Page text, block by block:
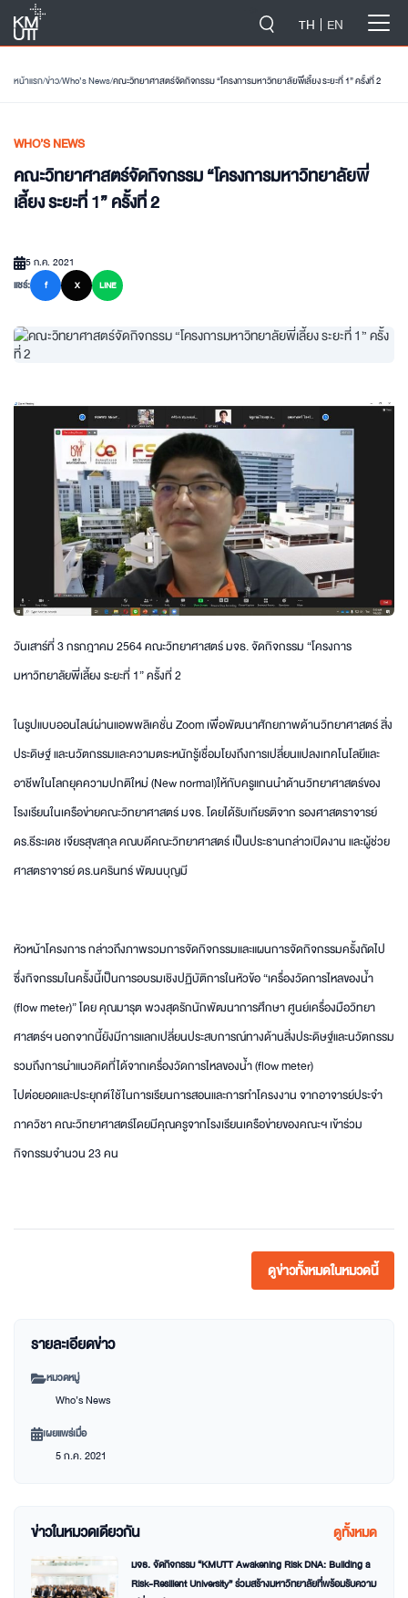
TH EN
หน้าแรก/ข่าว/Who’s News/คณะวิทยาศาสตร์จัดกิจกรรม “โครงการมหาวิทยาลัยพี่เลี้ยง ระยะที่ 1” ครั้งที่ 2
WHO’S NEWS
คณะวิทยาศาสตร์จัดกิจกรรม “โครงการมหาวิทยาลัยพี่
เลี้ยง ระยะที่ 1” ครั้งที่ 2
5 ก.ค. 2021
แชร์:
f X LINE
วันเสาร์ที่ 3 กรกฎาคม 2564 คณะวิทยาศาสตร์ มจธ. จัดกิจกรรม “โครงการ
มหาวิทยาลัยพี่เลี้ยง ระยะที่ 1” ครั้งที่ 2
ในรูปแบบออนไลน์ผ่านแอพพลิเคชั่น Zoom เพื่อพัฒนาศักยภาพด้านวิทยาศาสตร์ สิ่ง
ประดิษฐ์ และนวัตกรรมและความตระหนักรู้เชื่อมโยงถึงการเปลี่ยนแปลงเทคโนโลยีและ
อาชีพในโลกยุคความปกติใหม่ (New normal)ให้กับครูแกนนำด้านวิทยาศาสตร์ของ
โรงเรียนในเครือข่ายคณะวิทยาศาสตร์ มจธ. โดยได้รับเกียรติจาก รองศาสตราจารย์
ดร.ธีระเดช เจียรสุขสกุล คณบดีคณะวิทยาศาสตร์ เป็นประธานกล่าวเปิดงาน และผู้ช่วย
ศาสตราจารย์ ดร.นครินทร์ พัฒนบุญมี
หัวหน้าโครงการ กล่าวถึงภาพรวมการจัดกิจกรรมและแผนการจัดกิจกรรมครั้งถัดไป
ซึ่งกิจกรรมในครั้งนี้เป็นการอบรมเชิงปฏิบัติการในหัวข้อ “เครื่องวัดการไหลของน้ำ
(flow meter)” โดย คุณมารุต พวงสุดรักนักพัฒนาการศึกษา ศูนย์เครื่องมือวิทยา
ศาสตร์ฯ นอกจากนี้ยังมีการแลกเปลี่ยนประสบการณ์ทางด้านสิ่งประดิษฐ์และนวัตกรรม
รวมถึงการนำแนวคิดที่ได้จากเครื่องวัดการไหลของน้ำ (flow meter)
ไปต่อยอดและประยุกต์ใช้ในการเรียนการสอนและการทำโครงงาน จากอาจารย์ประจำ
ภาควิชา คณะวิทยาศาสตร์โดยมีคุณครูจากโรงเรียนเครือข่ายของคณะฯ เข้าร่วม
กิจกรรมจำนวน 23 คน
ดูข่าวทั้งหมดในหมวดนี้
รายละเอียดข่าว
หมวดหมู่
Who’s News
เผยแพร่เมื่อ
5 ก.ค. 2021
ข่าวในหมวดเดียวกัน ดูทั้งหมด
มจธ. จัดกิจกรรม “KMUTT Awakening Risk DNA: Building a
Risk-Resilient University” ร่วมสร้างมหาวิทยาลัยที่พร้อมรับความ